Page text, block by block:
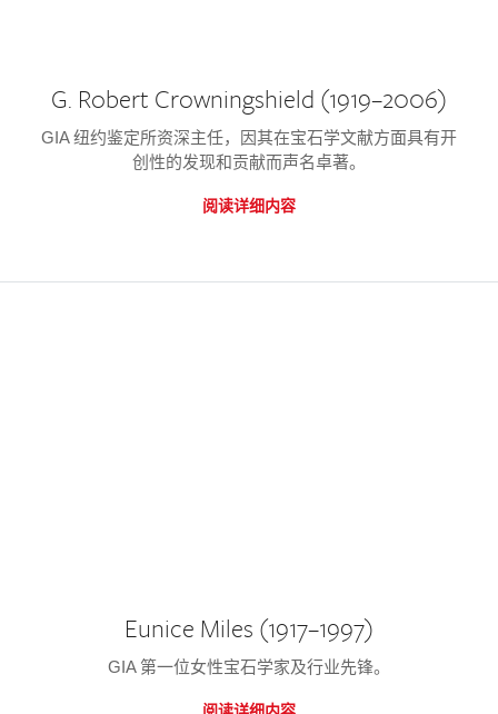
G. Robert Crowningshield (1919–2006)
GIA 纽约鉴定所资深主任，因其在宝石学文献方面具有开
创性的发现和贡献而声名卓著。
阅读详细内容
Eunice Miles (1917–1997)
GIA 第一位女性宝石学家及行业先锋。